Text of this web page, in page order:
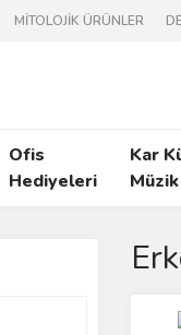
MİTOLOJİK ÜRÜNLER
Ofis
Hediyeleri
Kar